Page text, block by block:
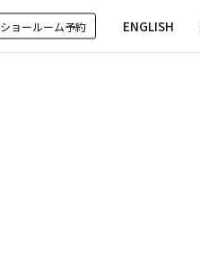
ショールーム予約 ENGLISH